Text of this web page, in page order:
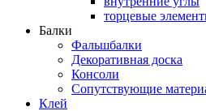
торцевые
Балки
Фальшбалки
Декоративная доска
Консоли
Сопутствующие
Клей